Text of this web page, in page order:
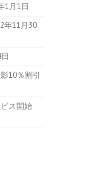
1月1日
年11月30
10％割引
ス開始